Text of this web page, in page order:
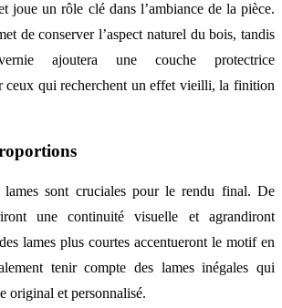
joue un rôle clé dans l’ambiance de la pièce.
de conserver l’aspect naturel du bois, tandis
ajoutera une couche protectrice
ceux qui recherchent un effet vieilli, la finition
lames sont cruciales pour le rendu final. De
une continuité visuelle et agrandiront
lames plus courtes accentueront le motif en
tenir compte des lames inégales qui
original et personnalisé.